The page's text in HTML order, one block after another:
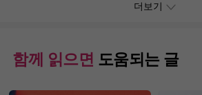
더보기
함께 읽으면 도움되는 글